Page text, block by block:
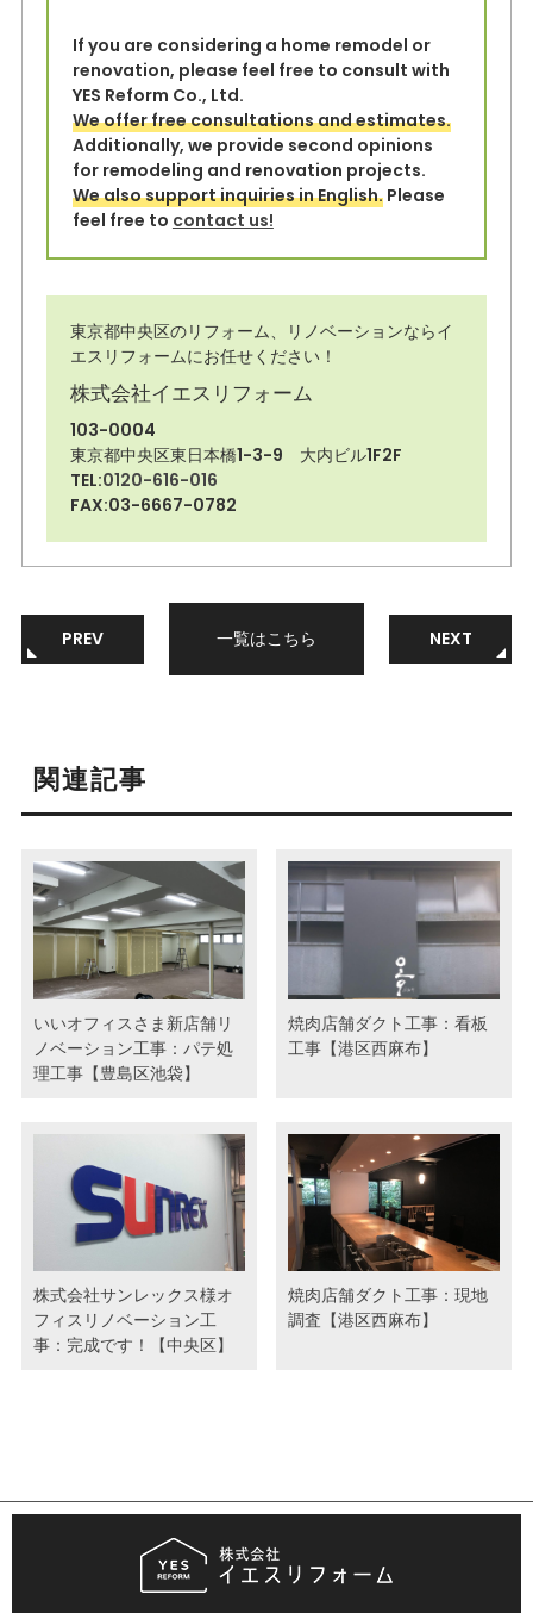
If you are considering a home remodel or
renovation, please feel free to consult with
YES Reform Co., Ltd.
We offer free consultations and estimates.
Additionally, we provide second opinions
for remodeling and renovation projects.
We also support inquiries in English.Please
feel free to contact us!
東京都中央区のリフォーム、リノベーションならイ
エスリフォームにお任せください！
株式会社イエスリフォーム
103-0004
東京都中央区東日本橋1-3-9 大内ビル1F2F
TEL:0120-616-016
FAX:03-6667-0782
PREV 一覧はこちら NEXT
関連記事
いいオフィスさま新店舗リ
ノベーション工事：パテ処
理工事【豊島区池袋】
焼肉店舗ダクト工事：看板
工事【港区西麻布】
株式会社サンレックス様オ
フィスリノベーション工
事：完成です！【中央区】
焼肉店舗ダクト工事：現地
調査【港区西麻布】